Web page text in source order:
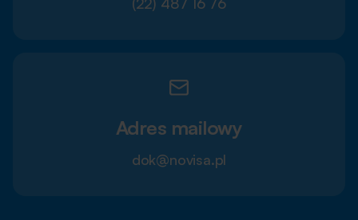
Adres mailowy
dok@novisa.pl